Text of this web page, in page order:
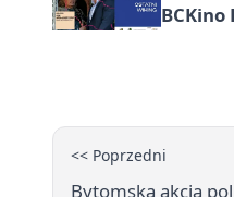
<< Poprzedni
Bytomska akcja